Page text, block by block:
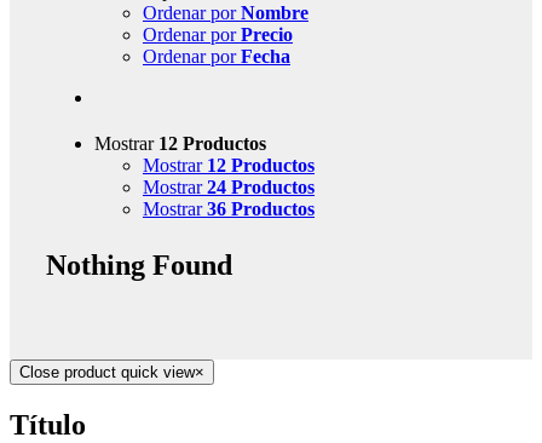
Ordenar porNombre
Ordenar porPrecio
Ordenar porFecha
Mostrar 12 Productos
Mostrar 12 Productos
Mostrar24 Productos
Mostrar36 Productos
Nothing Found
Close product quick view×
Título